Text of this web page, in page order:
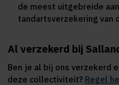
de meest uitgebreide
tandartsverzekering van
Al verzekerd bij
Ben je al bij ons verzekerd
deze collectiviteit? Regel